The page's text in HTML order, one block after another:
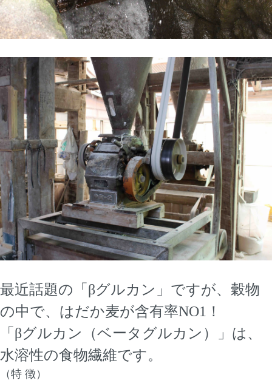
最近話題の「βグルカン」ですが、穀物
の中で、はだか麦が含有率NO1！
「βグルカン（ベータグルカン）」は、
水溶性の食物繊維です。
（特 徴）